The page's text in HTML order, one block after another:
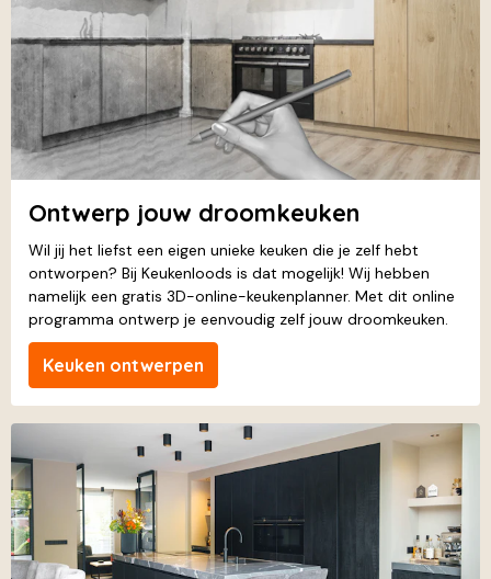
Ontwerp jouw droomkeuken
Wil jij het liefst een eigen unieke keuken die je zelf hebt
ontworpen? Bij Keukenloods is dat mogelijk! Wij hebben
namelijk een gratis 3D-online-keukenplanner. Met dit online
programma ontwerp je eenvoudig zelf jouw droomkeuken.
Keuken ontwerpen